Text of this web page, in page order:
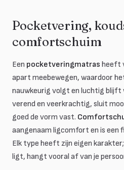
Pocketvering,
comfortschuim
Een pocketveringmatras heeft
apart meebewegen, waardoor
nauwkeurig volgt en luchtig blijft
verend en veerkrachtig, sluit
goed de vorm vast.
aangenaam ligcomfort en is een
Elk type heeft zijn eigen
ligt, hangt vooral af van je